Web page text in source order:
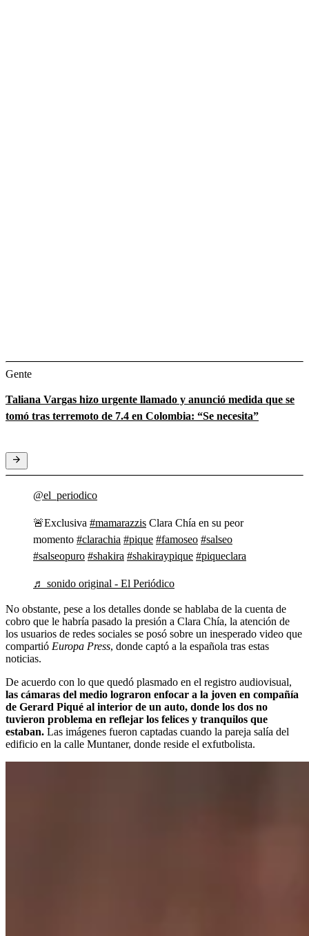
Gente
Taliana Vargas hizo urgente llamado y anunció medida que se
tomó tras terremoto de 7.4 en Colombia: “Se necesita”
@el_periodico
🚨Exclusiva #mamarazzis Clara Chía en su peor
momento #clarachia #pique #famoseo #salseo
#salseopuro #shakira #shakiraypique #piqueclara
♬ sonido original - El Periódico
No obstante, pese a los detalles donde se hablaba de la cuenta de
cobro que le habría pasado la presión a Clara Chía, la atención de
los usuarios de redes sociales se posó sobre un inesperado video que
compartió Europa Press, donde captó a la española tras estas
noticias.
De acuerdo con lo que quedó plasmado en el registro audiovisual,
las cámaras del medio lograron enfocar a la joven en compañía
de Gerard Piqué al interior de un auto, donde los dos no
tuvieron problema en reflejar los felices y tranquilos que
estaban. Las imágenes fueron captadas cuando la pareja salía del
edificio en la calle Muntaner, donde reside el exfutbolista.